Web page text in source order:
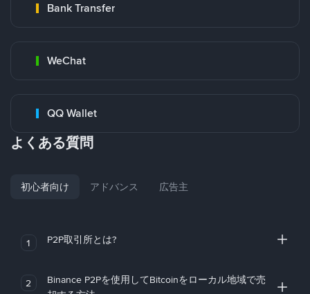
Bank Transfer
WeChat
QQ Wallet
よくある質問
初心者向け アドバンス 広告主
1 P2P取引所とは?
2
Binance P2Pを使用してBitcoinをローカル地域で売